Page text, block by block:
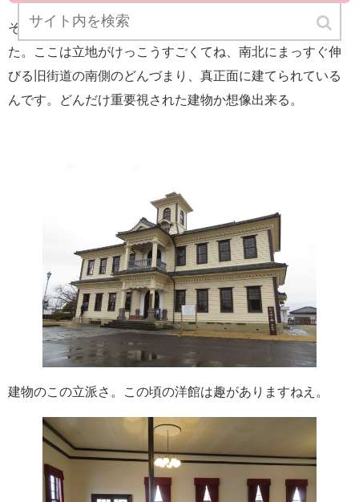
それから間もなく目的地である旧伊達郡役所に着きまし
た。ここは立地がけっこうすごくてね、南北にまっすぐ伸
びる旧街道の南側のどんづまり、真正面に建てられている
んです。どんだけ重要視された建物か想像出来る。
建物のこの立派さ。この頃の洋館は趣がありますねえ。